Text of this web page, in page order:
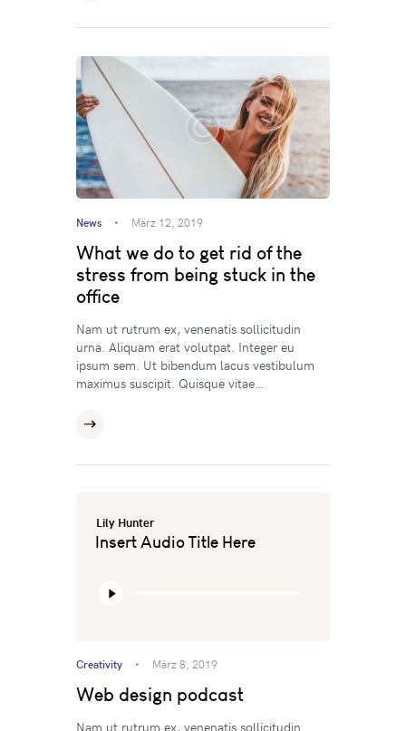
News März 12, 2019
What we do to get rid of the
stress from being stuck in the
office
Nam ut rutrum ex, venenatis sollicitudin
urna. Aliquam erat volutpat. Integer eu
ipsum sem. Ut bibendum lacus vestibulum
maximus suscipit. Quisque vitae…
Lily Hunter
Insert Audio Title Here
Player
Creativity März 8, 2019
Web design podcast
Nam ut rutrum ex, venenatis sollicitudin